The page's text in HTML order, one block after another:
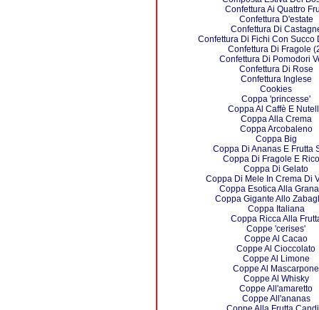
Confettura Ai Quattro
Confettura D'estate
Confettura Di
Confettura Di Fichi Con Succo
Confettura Di Fragole
Confettura Di Pomodori
Confettura Di Rose
Confettura Inglese
Cookies
Coppa 'princesse'
Coppa Al Caffè E
Coppa Alla Crema
Coppa Arcobaleno
Coppa Big
Coppa Di Ananas E Frutta
Coppa Di Fragole E
Coppa Di Gelato
Coppa Di Mele In Crema Di
Coppa Esotica Alla
Coppa Gigante Allo
Coppa Italiana
Coppa Ricca Alla
Coppe 'cerises'
Coppe Al Cacao
Coppe Al Cioccolato
Coppe Al Limone
Coppe Al Mascarpone
Coppe Al Whisky
Coppe All'amaretto
Coppe All'ananas